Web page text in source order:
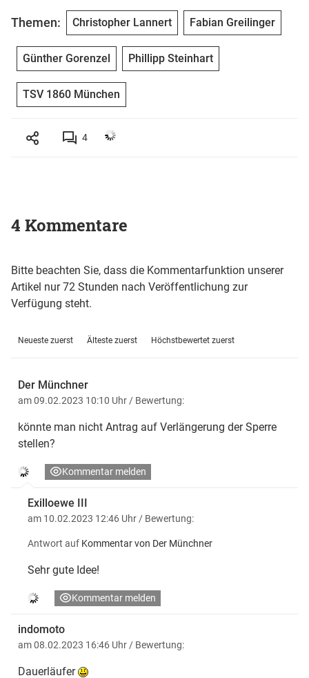
Themen: Christopher Lannert Fabian Greilinger
Günther Gorenzel Phillipp Steinhart
TSV 1860 München
4
4 Kommentare
Bitte beachten Sie, dass die Kommentarfunktion unserer
Artikel nur 72 Stunden nach Veröffentlichung zur
Verfügung steht.
Neueste zuerst Älteste zuerst Höchstbewertet zuerst
Der Münchner
am 09.02.2023 10:10 Uhr / Bewertung:
könnte man nicht Antrag auf Verlängerung der Sperre
stellen?
Kommentar melden
Exilloewe III
am 10.02.2023 12:46 Uhr / Bewertung:
Antwort auf Kommentar von Der Münchner
Sehr gute Idee!
Kommentar melden
indomoto
am 08.02.2023 16:46 Uhr / Bewertung:
Dauerläufer